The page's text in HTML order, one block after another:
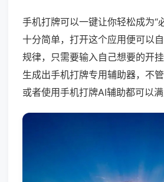
手机打牌可以一键让你轻松成为“
十分简单，打开这个应用便可以
规律，只需要输入自己想要的开
生成出手机打牌专用辅助器，不
或者使用手机打牌AI辅助都可以满